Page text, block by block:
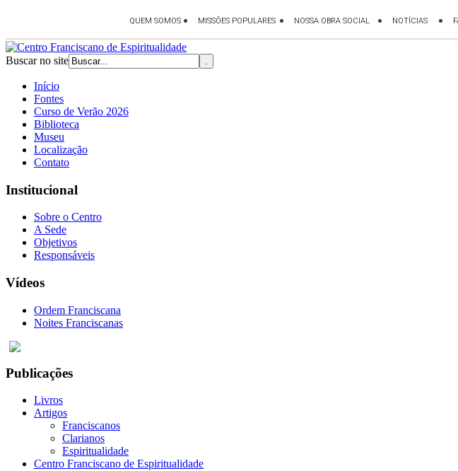
Buscar no site
Início
Fontes
Curso de Verão 2026
Biblioteca
Museu
Localização
Contato
Institucional
Sobre o Centro
A Sede
Objetivos
Responsáveis
Vídeos
Ordem Franciscana
Noites Franciscanas
Publicações
Livros
Artigos
Franciscanos
Clarianos
Espiritualidade
Centro Franciscano de Espiritualidade